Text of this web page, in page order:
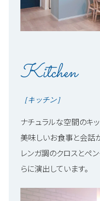
Kitchen
［キッチン］
ナチュラルな空間のキ
美味しいお食事と会話
レンガ調のクロスとペン
らに演出しています。